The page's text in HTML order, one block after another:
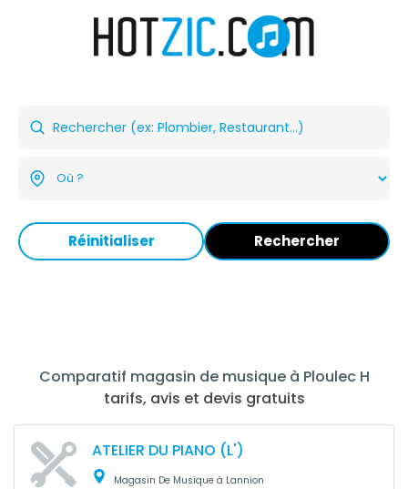
Réinitialiser Rechercher
Comparatif magasin de musique à Ploulec H
tarifs, avis et devis gratuits
ATELIER DU PIANO (L')
Magasin De Musique à Lannion